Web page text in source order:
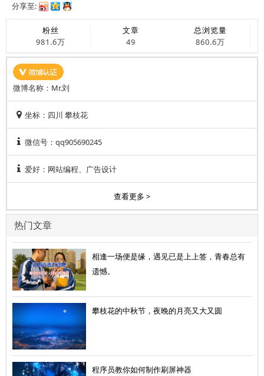
分享至:
粉丝
981.6万
文章
49
总浏览量
860.6万
微博名称：Mr.刘
坐标：四川 攀枝花
微信号：qq905690245
爱好：网站编程、广告设计
查看更多 >
热门文章
相逢一场便是缘，遇见已是上上签，青春总有
遗憾。
攀枝花的中秋节，夜晚的月亮又大又圆
程序员教你如何制作刷屏神器